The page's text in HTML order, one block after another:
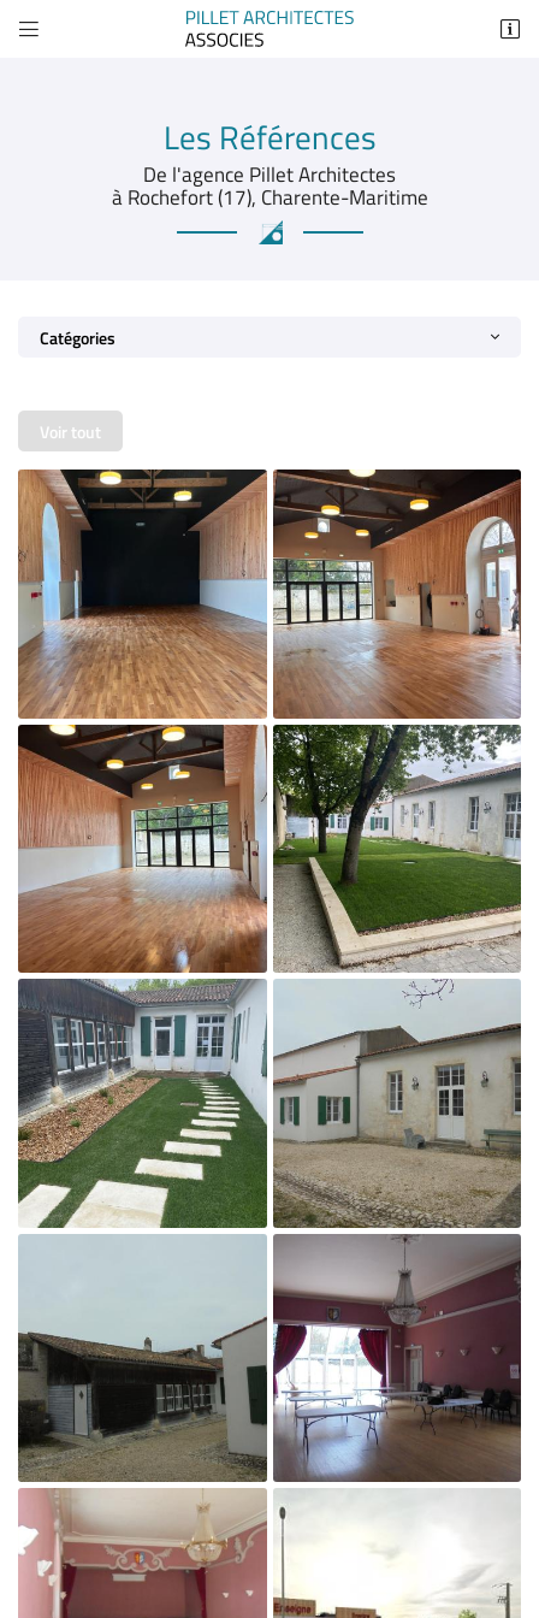
 
26 Avenue Marcel Dassault
 Recopier le code ci-contre
Rafraîchir le captcha
En cochant cette case, vous consentez à recevoir nos propositions commerciales à
l'adresse email indiqué ci-dessus. Vous pouvez vous désinscrire à tout moment en
utilisantle formulaire de désinscription.
Inscription
Les Références
De l'agence Pillet Architectes
à Rochefort (17), Charente-Maritime
Catégories
Voir tout

Agrandir la photo

Agrandir la photo
Agrandir la photo
